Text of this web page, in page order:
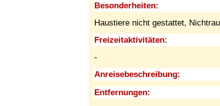
Besonderheiten:
Haustiere nicht gestattet,
Freizeitaktivitäten:
-
Anreisebeschreibung:
Entfernungen: